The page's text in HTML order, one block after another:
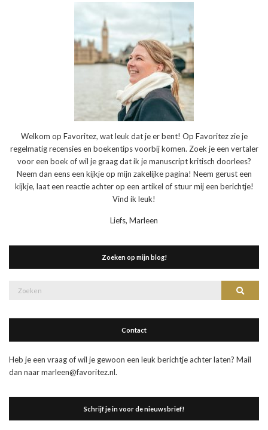
Welkom op Favoritez, wat leuk dat je er bent! Op Favoritez zie je
regelmatig recensies en boekentips voorbij komen. Zoek je een vertaler
voor een boek of wil je graag dat ik je manuscript kritisch doorlees?
Neem dan eens een kijkje op mijn zakelijke pagina! Neem gerust een
kijkje, laat een reactie achter op een artikel of stuur mij een berichtje!
Vind ik leuk!
Liefs, Marleen
Zoeken op mijn blog!
Contact
Heb je een vraag of wil je gewoon een leuk berichtje achter laten? Mail
dan naar marleen@favoritez.nl.
Schrijf je in voor de nieuwsbrief!